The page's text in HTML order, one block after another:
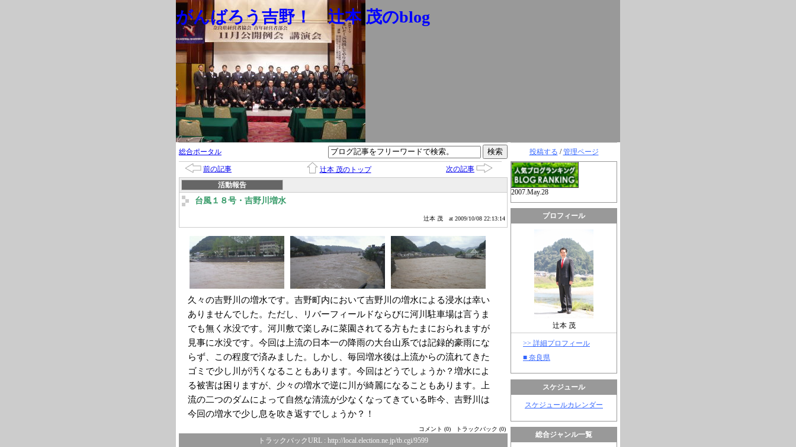
がんばろう吉野！ 辻本 茂のblog
投稿する /管理ページ
2007.May.28
プロフィール
辻本 茂
>> 詳細プロフィール
■ 奈良県
スケジュール
スケジュールカレンダー
総合ジャンル一覧
総合ポータル
前の記事 辻本 茂のトップ
次の記事
活動報告
台風１８号・吉野川増水
辻本 茂 at 2009/10/08 22:13:14
久々の吉野川の増水です。吉野町内において吉野川の増水による浸水は幸い
ありませんでした。ただし、リバーフィールドならびに河川駐車場は言うま
でも無く水没です。河川敷で楽しみに菜園されてる方もたまにおられますが
見事に水没です。今回は上流の日本一の降雨の大台山系では記録的豪雨にな
らず、この程度で済みました。しかし、毎回増水後は上流からの流れてきた
ゴミで少し川が汚くなることもあります。今回はどうでしょうか？増水によ
る被害は困りますが、少々の増水で逆に川が綺麗になることもあります。上
流の二つのダムによって自然な清流が少なくなってきている昨今、吉野川は
今回の増水で少し息を吹き返すでしょうか？！
コメント (0) トラックバック (0)
トラックバックURL : http://local.election.ne.jp/tb.cgi/9599